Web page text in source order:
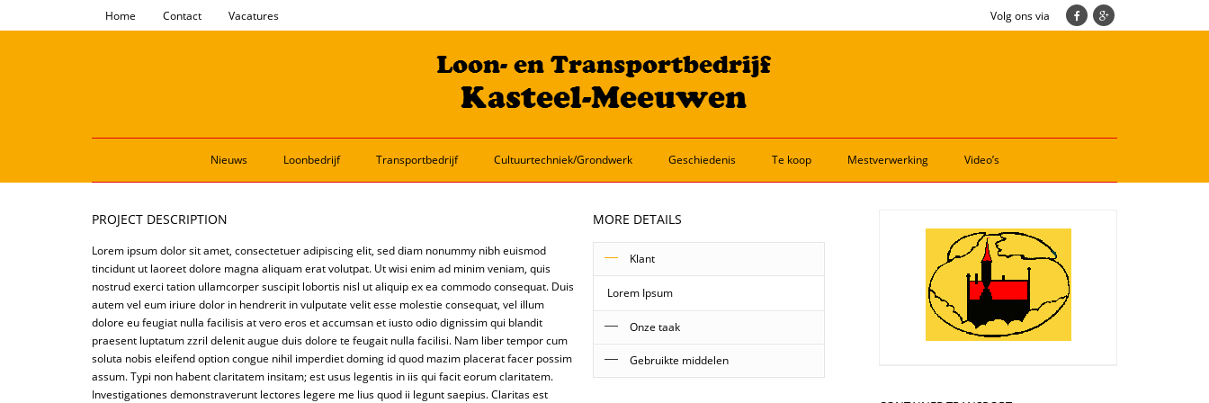
Home Contact Vacatures Volg ons via
Nieuws Loonbedrijf Transportbedrijf Cultuurtechniek/Grondwerk Geschiedenis Te koop Mestverwerking Video’s
PROJECT DESCRIPTION
Lorem ipsum dolor sit amet, consectetuer adipiscing elit, sed diam nonummy nibh euismod
tincidunt ut laoreet dolore magna aliquam erat volutpat. Ut wisi enim ad minim veniam, quis
nostrud exerci tation ullamcorper suscipit lobortis nisl ut aliquip ex ea commodo consequat. Duis
autem vel eum iriure dolor in hendrerit in vulputate velit esse molestie consequat, vel illum
dolore eu feugiat nulla facilisis at vero eros et accumsan et iusto odio dignissim qui blandit
praesent luptatum zzril delenit augue duis dolore te feugait nulla facilisi. Nam liber tempor cum
soluta nobis eleifend option congue nihil imperdiet doming id quod mazim placerat facer possim
assum. Typi non habent claritatem insitam; est usus legentis in iis qui facit eorum claritatem.
Investigationes demonstraverunt lectores legere me lius quod ii legunt saepius. Claritas est
MORE DETAILS
Klant
Lorem Ipsum
Onze taak
Lorem ipsum dolor sit amet,
consectetuer adipiscing elit, sed diam
Gebruikte middelen